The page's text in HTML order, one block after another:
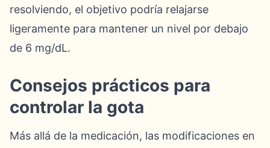
resolviendo, el objetivo podría relajarse
ligeramente para mantener un nivel por debajo
de 6 mg/dL.
Consejos prácticos para
controlar la gota
Más allá de la medicación, las modificaciones en